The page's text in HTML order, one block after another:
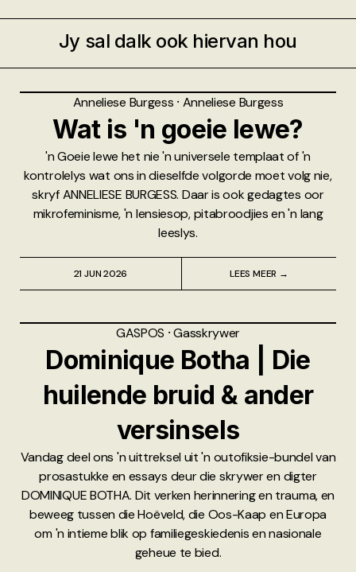
Jy sal dalk ook hiervan hou
Anneliese Burgess ⸱ Anneliese Burgess
Wat is 'n goeie lewe?
'n Goeie lewe het nie 'n universele templaat of 'n
kontrolelys wat ons in dieselfde volgorde moet volg nie,
skryf ANNELIESE BURGESS. Daar is ook gedagtes oor
mikrofeminisme, 'n lensiesop, pitabroodjies en 'n lang
leeslys.
21 JUN 2026 LEES MEER →
GASPOS ⸱Gasskrywer
Dominique Botha | Die
huilende bruid & ander
versinsels
Vandag deel ons 'n uittreksel uit 'n outofiksie-bundel van
prosastukke en essays deur die skrywer en digter
DOMINIQUE BOTHA. Dit verken herinnering en trauma, en
beweeg tussen die Hoëveld, die Oos-Kaap en Europa
om 'n intieme blik op familiegeskiedenis en nasionale
geheue te bied.